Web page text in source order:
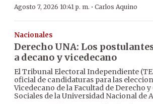
Agosto 7, 2026 10:41 p. m. · Carlos Aquino
Nacionales
Derecho UNA: Los
a decano y vicedecano
El Tribunal Electoral Independiente
oficial de candidaturas para las
Vicedecano de la Facultad de Derecho
Sociales de la Universidad Nacional de